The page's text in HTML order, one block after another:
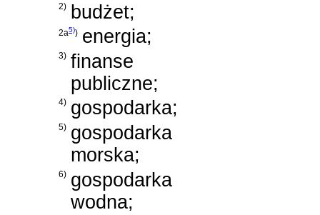
2) budżet;
2a5)) energia;
3) finanse
publiczne;
4) gospodarka;
5) gospodarka
morska;
6) gospodarka
wodna;